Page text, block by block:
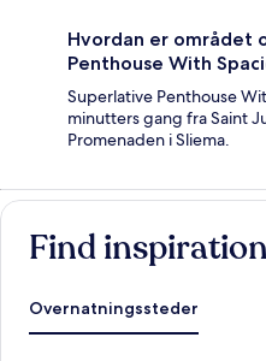
Hvordan er området
Penthouse With
Superlative Penthouse
minutters gang fra Saint
Promenaden i Sliema.
Find inspiration
Overnatningssteder